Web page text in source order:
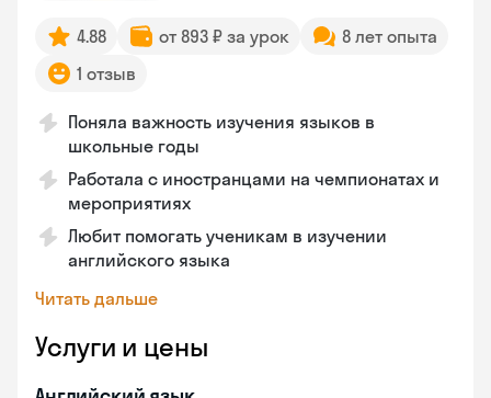
4.88 от 893 ₽ за урок
8 лет опыта
1 отзыв
Поняла важность изучения языков в
школьные годы
Работала с иностранцами на чемпионатах и
мероприятиях
Любит помогать ученикам в изучении
английского языка
Читать дальше
Услуги и цены